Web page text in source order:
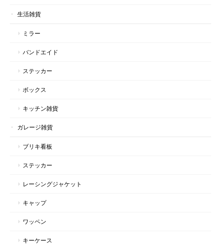
生活雑貨
ミラー
バンドエイド
ステッカー
ボックス
キッチン雑貨
ガレージ雑貨
ブリキ看板
ステッカー
レーシングジャケット
キャップ
ワッペン
キーケース